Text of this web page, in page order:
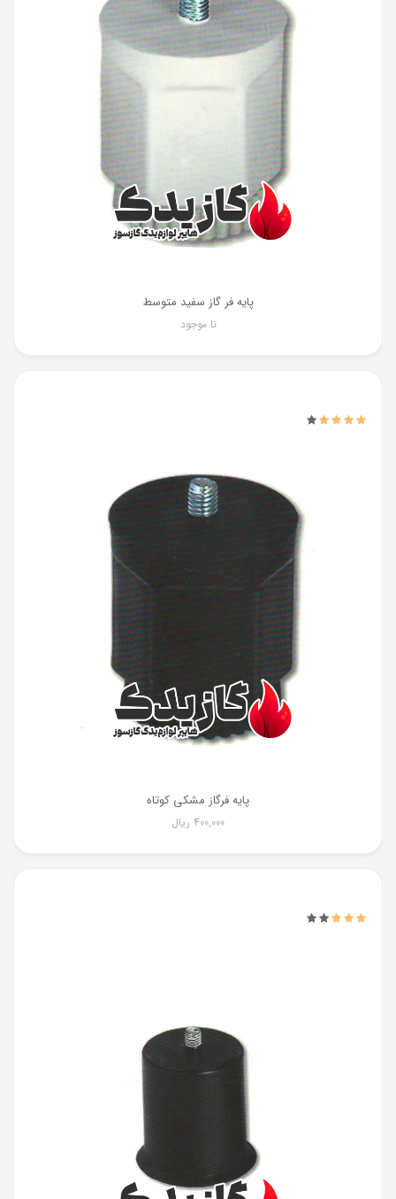
پایه فر گاز سفید متوسط
نا موجود
پایه فرگاز مشکی کوتاه
400,000 ریال